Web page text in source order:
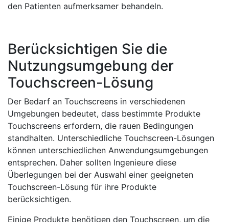
den Patienten aufmerksamer behandeln.
Berücksichtigen Sie die
Nutzungsumgebung der
Touchscreen-Lösung
Der Bedarf an Touchscreens in verschiedenen
Umgebungen bedeutet, dass bestimmte Produkte
Touchscreens erfordern, die rauen Bedingungen
standhalten. Unterschiedliche Touchscreen-Lösungen
können unterschiedlichen Anwendungsumgebungen
entsprechen. Daher sollten Ingenieure diese
Überlegungen bei der Auswahl einer geeigneten
Touchscreen-Lösung für ihre Produkte
berücksichtigen.
Einige Produkte benötigen den Touchscreen, um die